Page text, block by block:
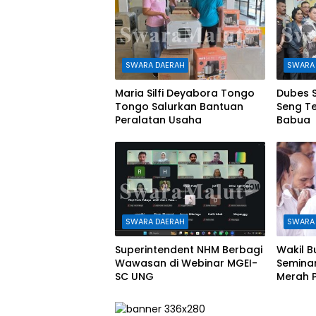
SWARA DAERAH
Maria Silfi Deyabora Tongo
Tongo Salurkan Bantuan
Peralatan Usaha
Dubes
Seng
Babua
SWARA DAERAH
Superintendent NHM Berbagi
Wawasan di Webinar MGEI-
SC UNG
Wakil
Merah